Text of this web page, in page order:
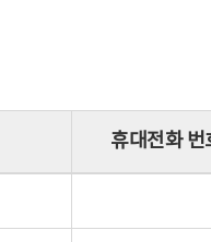
휴대전화 번